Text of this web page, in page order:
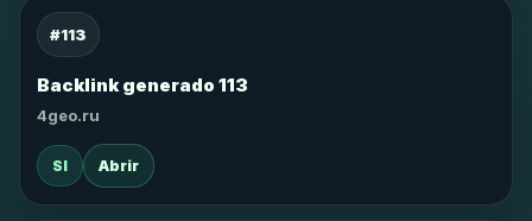
#113
Backlink generado 113
4geo.ru
SI Abrir